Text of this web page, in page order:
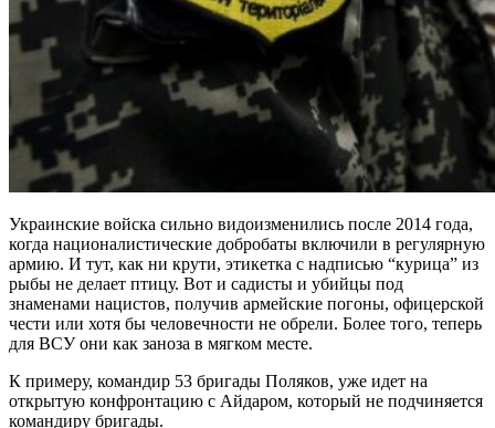
Украинские войска сильно видоизменились после 2014 года,
когда националистические добробаты включили в регулярную
армию. И тут, как ни крути, этикетка с надписью “курица” из
рыбы не делает птицу. Вот и садисты и убийцы под
знаменами нацистов, получив армейские погоны, офицерской
чести или хотя бы человечности не обрели. Более того, теперь
для ВСУ они как заноза в мягком месте.
К примеру, командир 53 бригады Поляков, уже идет на
открытую конфронтацию с Айдаром, который не подчиняется
командиру бригады.